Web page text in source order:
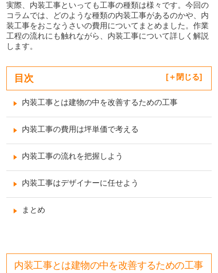
実際、内装工事といっても工事の種類は様々です。今回の
コラムでは、どのような種類の内装工事があるのかや、内
装工事をおこなうさいの費用についてまとめました。作業
工程の流れにも触れながら、内装工事について詳しく解説
します。
目次 [ 閉じる]
内装工事とは建物の中を改善するための工事
内装工事の費用は坪単価で考える
内装工事の流れを把握しよう
内装工事はデザイナーに任せよう
まとめ
内装工事とは建物の中を改善するための工事